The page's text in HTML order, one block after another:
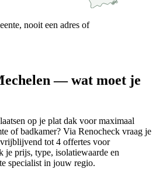
nooit een adres of
— wat moet je
op je plat dak voor maximaal
of badkamer? Via Renocheck vraag je
tot 4 offertes voor
je prijs, type, isolatiewaarde en
specialist in jouw regio.